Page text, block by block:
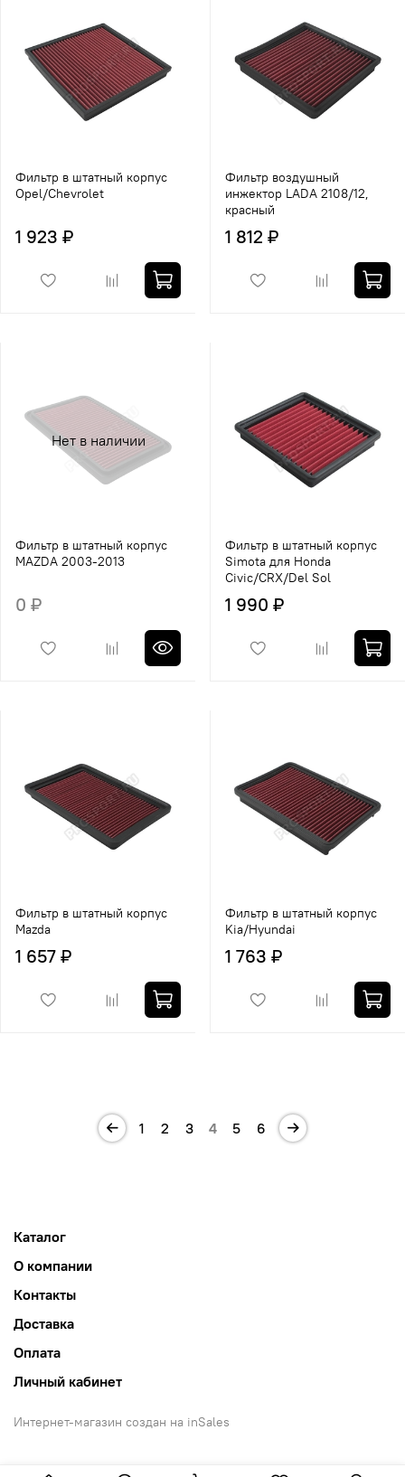
Фильтр в штатный корпус
Opel/Chevrolet
1 923 ₽
Фильтр воздушный
инжектор LADA 2108/12,
красный
1 812 ₽
Нет в наличии
Фильтр в штатный корпус
MAZDA 2003-2013
0 ₽
Фильтр в штатный корпус
Simota для Honda
Civic/CRX/Del Sol
1 990 ₽
Фильтр в штатный корпус
Mazda
1 657 ₽
Фильтр в штатный корпус
Kia/Hyundai
1 763 ₽
1 2 3 4 5 6
Каталог
О компании
Контакты
Доставка
Оплата
Личный кабинет
Интернет-магазин создан на inSales